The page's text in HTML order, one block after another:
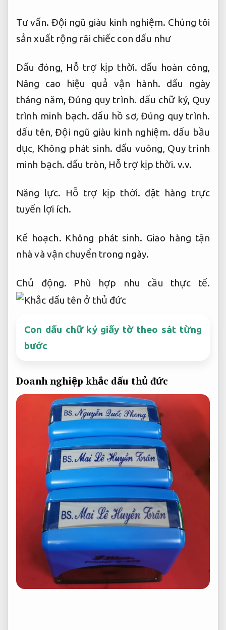
Tư vấn. Đội ngũ giàu kinh nghiệm. Chúng tôi
sản xuất rộng rãi chiếc con dấu như
Dấu đóng, Hỗ trợ kịp thời. dấu hoàn công,
Nâng cao hiệu quả vận hành. dấu ngày
tháng năm, Đúng quy trình. dấu chữ ký, Quy
trình minh bạch. dấu hồ sơ,Đúng quy trình.
dấu tên,Đội ngũ giàu kinh nghiệm. dấu bầu
dục, Không phát sinh. dấu vuông, Quy trình
minh bạch. dấu tròn, Hỗ trợ kịp thời. v.v.
Năng lực. Hỗ trợ kịp thời. đặt hàng trực
tuyến lợi ích.
Kế hoạch. Không phát sinh. Giao hàng tận
nhà và vận chuyển trong ngày.
Chủ động. Phù hợp nhu cầu thực tế.
Con dấu chữ ký giấy tờ theo sát từng
bước
Doanh nghiệp khắc dấu thủ đức